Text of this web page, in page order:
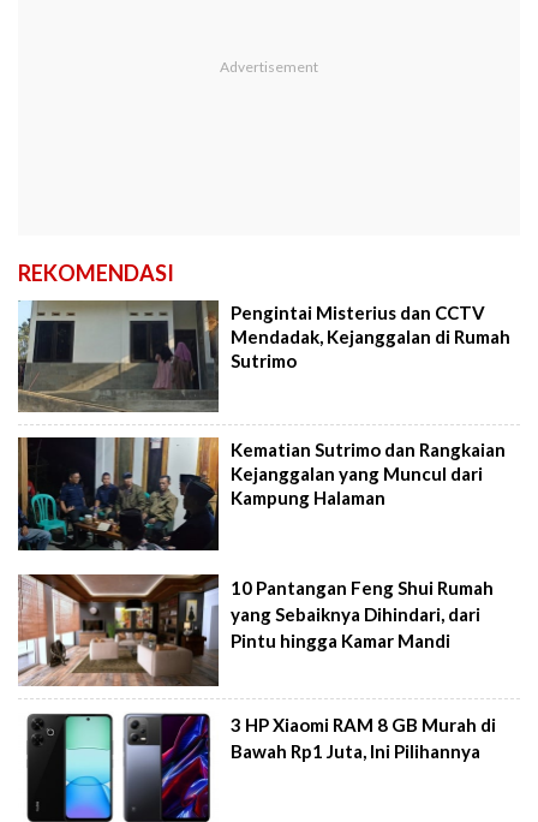
REKOMENDASI
Pengintai Misterius dan CCTV
Mendadak, Kejanggalan di Rumah
Sutrimo
Kematian Sutrimo dan Rangkaian
Kejanggalan yang Muncul dari
Kampung Halaman
10 Pantangan Feng Shui Rumah
yang Sebaiknya Dihindari, dari
Pintu hingga Kamar Mandi
3 HP Xiaomi RAM 8 GB Murah di
Bawah Rp1 Juta, Ini Pilihannya